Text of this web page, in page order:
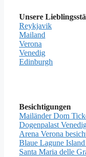
Unsere
Reykjavik
Mailand
Verona
Venedig
Edinburgh
Besichtigungen
Mailänder Dom
Dogenpalast
Arena Verona
Blaue Lagune
Santa Maria delle